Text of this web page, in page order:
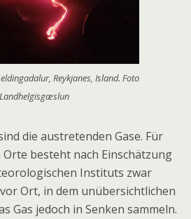
Reykjanes, Island. Foto
Landhelgisgæslun
die austretenden Gase. Für
besteht nach Einschätzung
Instituts zwar
Ort, in dem unübersichtlichen
Gas jedoch in Senken sammeln.